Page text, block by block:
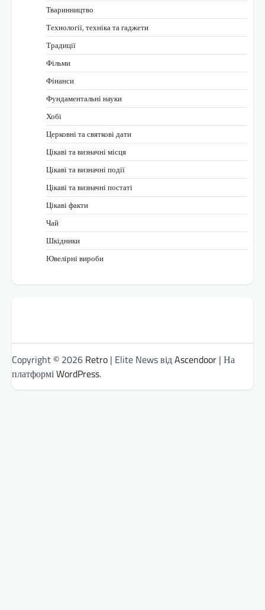
Тваринництво
Технології, техніка та гаджети
Традиції
Фільми
Фінанси
Фундаментальні науки
Хобі
Церковні та святкові дати
Цікаві та визначні місця
Цікаві та визначні події
Цікаві та визначні постаті
Цікаві факти
Чай
Шкідники
Ювелірні вироби
Copyright © 2026 Retro | Elite News відAscendoor | На
платформіWordPress.